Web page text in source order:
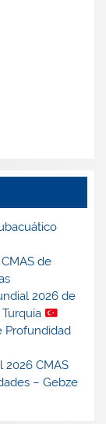
de
2026 de
Profundidad
2026 CMAS
– Gebze